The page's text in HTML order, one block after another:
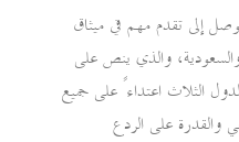
إلى تقدم مهم في ميثاق
والذي ينص على
الثلاث اعتداءً على جميع
والقدرة على الردع